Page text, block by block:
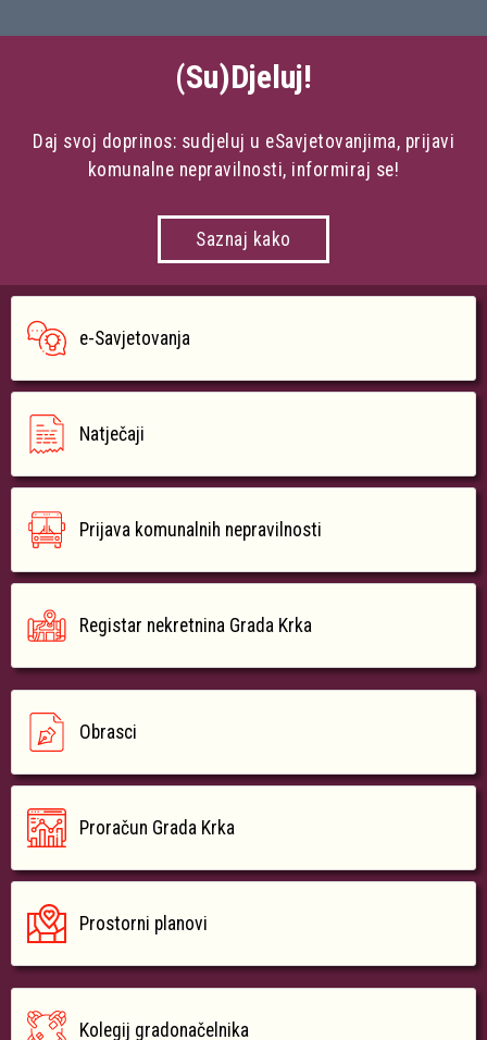
(Su)Djeluj!
Daj svoj doprinos: sudjeluj u eSavjetovanjima, prijavi
komunalne nepravilnosti, informiraj se!
Saznaj kako
e-Savjetovanja
Natječaji
Prijava komunalnih nepravilnosti
Registar nekretnina Grada Krka
Obrasci
Proračun Grada Krka
Prostorni planovi
Kolegij gradonačelnika